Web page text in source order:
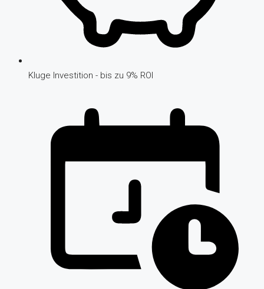
Kluge Investition - bis zu 9% ROI